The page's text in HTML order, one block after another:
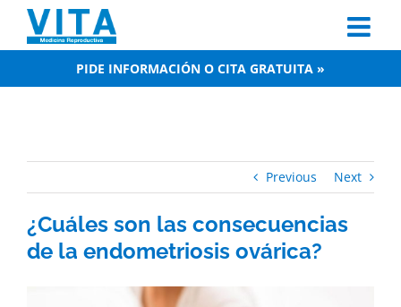
content
PIDE INFORMACIÓN O CITA GRATUITA »
Previous Next
¿Cuáles son las consecuencias
de la endometriosis ovárica?